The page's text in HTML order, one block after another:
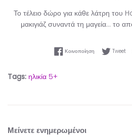
Το τέλειο δώρο για κάθε λάτρη του
μακιγιάζ συναντά τη μαγεία… το
Κοινοποίηση Κοινοποίηση
Tweet
Tags: ηλικία 5+
Μείνετε ενημερωμένοι